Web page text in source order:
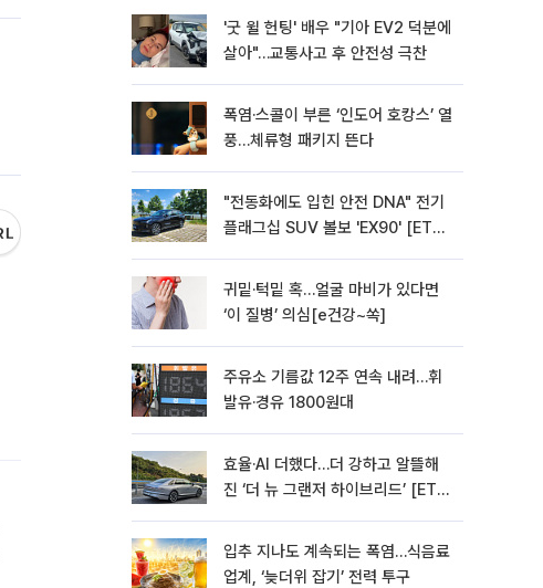
'굿 윌 헌팅' 배우 "기아 EV2 덕분에
살아"…교통사고 후 안전성 극찬
폭염·스콜이 부른 ‘인도어 호캉스’ 열
풍…체류형 패키지 뜬다
"전동화에도 입힌 안전 DNA" 전기
플래그십 SUV 볼보 'EX90' [ET의
귀밑·턱밑 혹…얼굴 마비가 있다면
‘이 질병’ 의심[e건강~쏙]
주유소 기름값 12주 연속 내려…휘
발유·경유 1800원대
효율·AI 더했다…더 강하고 알뜰해
진 ‘더 뉴 그랜저 하이브리드’ [ET의
입추 지나도 계속되는 폭염…식음료
업계, ‘늦더위 잡기’ 전력 투구